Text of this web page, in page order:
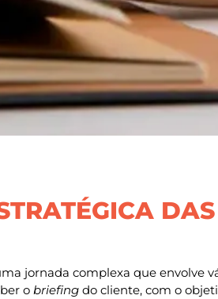
jornada complexa que envolve
o briefing do cliente, com o